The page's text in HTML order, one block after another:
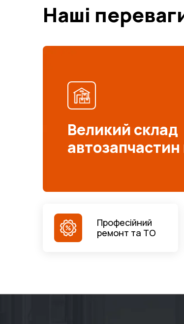
Наші
Великий склад
автозапчастин
Професійний
ремонт та ТО